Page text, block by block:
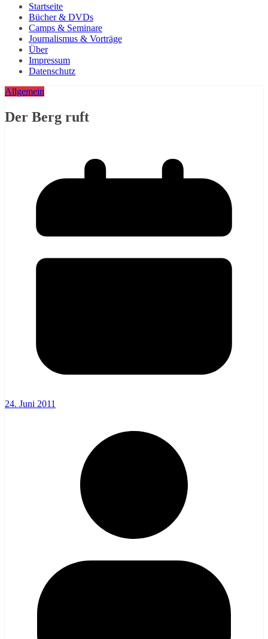
Startseite
Bücher & DVDs
Camps & Seminare
Journalismus & Vorträge
Über
Impressum
Datenschutz
Allgemein
Der Berg ruft
24. Juni 2011